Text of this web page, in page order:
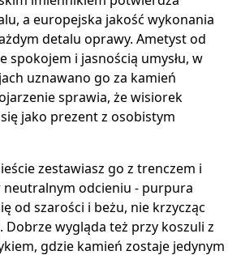
a europejska jakość wykonania
detalu oprawy. Ametyst od
spokojem i jasnością umysłu, w
uznawano go za kamień
sprawia, że wisiorek
jako prezent z osobistym
zestawiasz go z trenczem i
neutralnym odcieniu - purpura
od szarości i beżu, nie krzycząc
Dobrze wygląda też przy koszuli z
gdzie kamień zostaje jedynym